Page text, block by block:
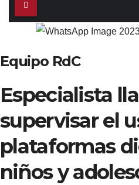
Equipo RdC
Especialista
supervisar el
plataformas
niños y